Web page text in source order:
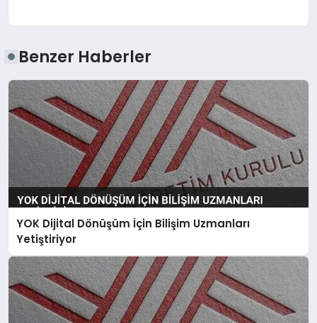
Benzer Haberler
YOK Dijital Dönüşüm İçin Bilişim Uzmanları
Yetiştiriyor